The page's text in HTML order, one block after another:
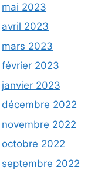
mai 2023
avril 2023
mars 2023
février 2023
janvier 2023
décembre 2022
novembre 2022
octobre 2022
septembre 2022